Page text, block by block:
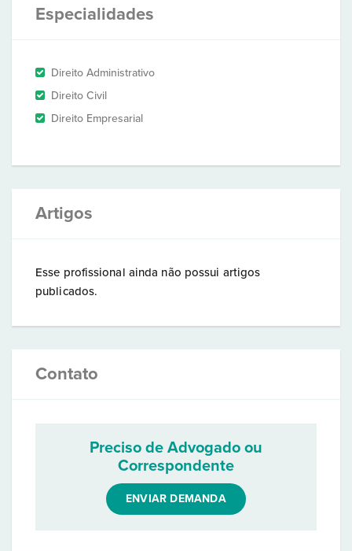
Especialidades
Direito Administrativo
Direito Civil
Direito Empresarial
Artigos
Esse profissional ainda não possui artigos
publicados.
Contato
Preciso de Advogado ou
Correspondente
ENVIAR DEMANDA